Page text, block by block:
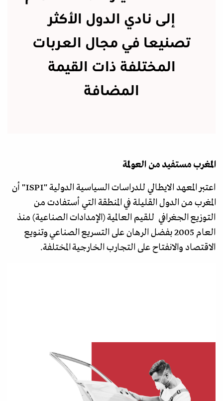
إلى نادي الدول الأكثر
تصنيعا في مجال العربات
المختلفة ذات القيمة
المضافة
المغرب مستفيد من العولمة
اعتبر المعهد الايطالي للدراسات السياسية الدولية "ISPI" أن
المغرب من الدول القليلة في المنطقة التي أستفادت من
التوزيع الجغرافي للقيم العالمية (الإمدادات الصناعية) منذ
العام 2005 بفضل الرهان على التسريع الصناعي وتنويع
الاقتصاد والانفتاح على التجارب الخارجية المختلفة.